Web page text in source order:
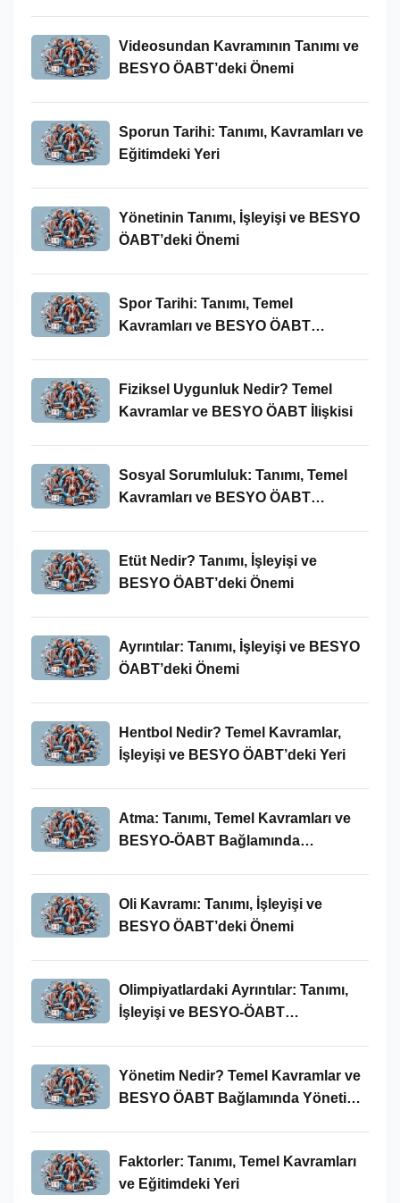
Videosundan Kavramının Tanımı ve
BESYO ÖABT’deki Önemi
Sporun Tarihi: Tanımı, Kavramları ve
Eğitimdeki Yeri
Yönetinin Tanımı, İşleyişi ve BESYO
ÖABT’deki Önemi
Spor Tarihi: Tanımı, Temel
Kavramları ve BESYO ÖABT
Fiziksel Uygunluk Nedir? Temel
Kavramlar ve BESYO ÖABT İlişkisi
Sosyal Sorumluluk: Tanımı, Temel
Kavramları ve BESYO ÖABT
Etüt Nedir? Tanımı, İşleyişi ve
BESYO ÖABT’deki Önemi
Ayrıntılar: Tanımı, İşleyişi ve BESYO
ÖABT’deki Önemi
Hentbol Nedir? Temel Kavramlar,
İşleyişi ve BESYO ÖABT’deki Yeri
Atma: Tanımı, Temel Kavramları ve
BESYO-ÖABT Bağlamında
Oli Kavramı: Tanımı, İşleyişi ve
BESYO ÖABT’deki Önemi
Olimpiyatlardaki Ayrıntılar: Tanımı,
İşleyişi ve BESYO-ÖABT
Yönetim Nedir? Temel Kavramlar ve
BESYO ÖABT Bağlamında Yönetim
Faktorler: Tanımı, Temel Kavramları
ve Eğitimdeki Yeri